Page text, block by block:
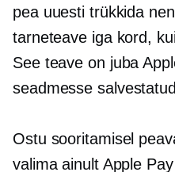
pea uuesti trükkida
tarneteave iga kord,
See teave on juba
seadmesse
Ostu sooritamisel
valima ainult Apple